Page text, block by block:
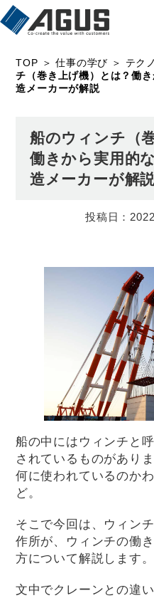
TOP ＞仕事の学び ＞ テク
チ（巻き上げ機）とは？働
造メーカーが解説
船のウィンチ（
働きから実用的
造メーカーが解
船の中にはウィンチと
されているものがあり
何に使われているのか
ど。
そこで今回は、ウィン
作所が、ウィンチの働
方について解説します。
文中でクレーンとの違